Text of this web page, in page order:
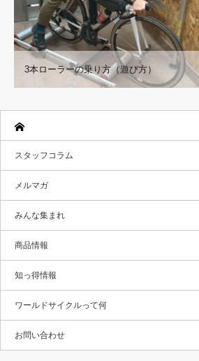
3本ローラーの乗り方（遊び方）
スタッフコラム
メルマガ
みんな集まれ
商品情報
知っ得情報
ワールドサイクルって何
お問い合わせ